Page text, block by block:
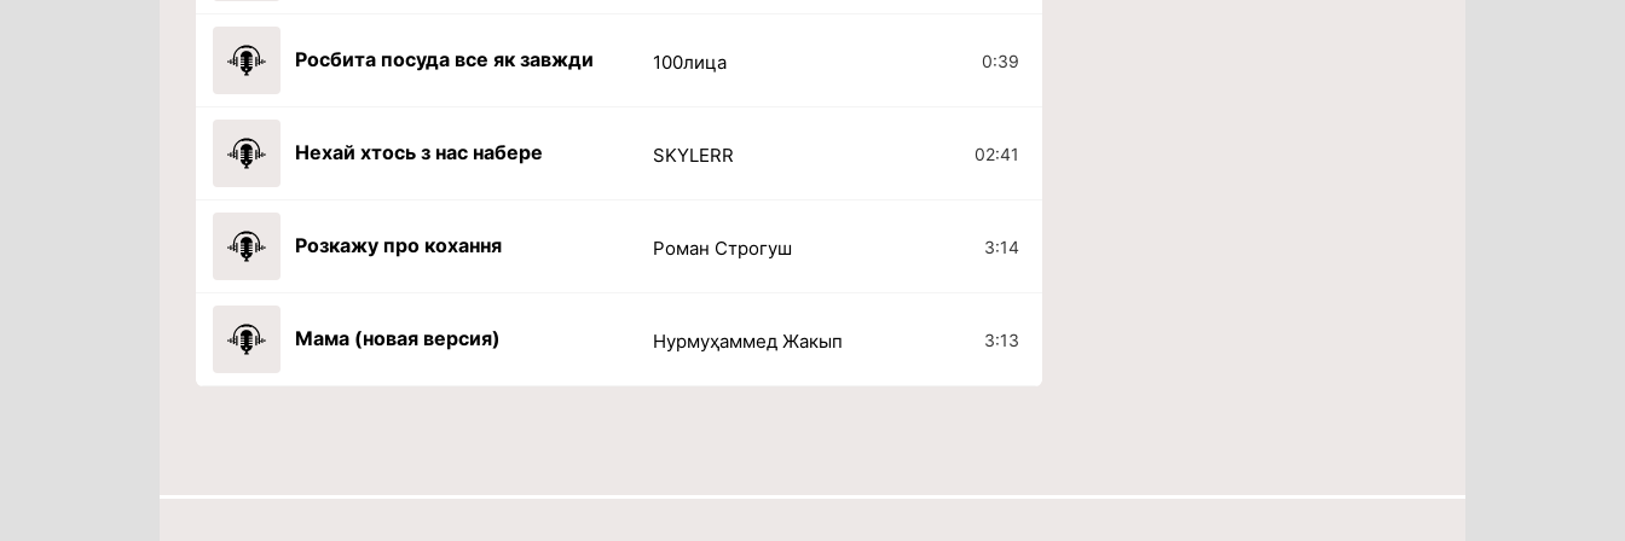
Росбита посуда все як завжди 100лица 0:39
Нехай хтось з нас набере SKYLERR 02:41
Розкажу про кохання Роман Строгуш 3:14
Мама (новая версия) Нурмуҳаммед Жакып 3:13